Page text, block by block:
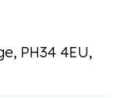
PH34 4EU,